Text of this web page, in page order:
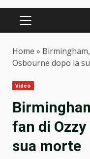
PRIMARY
Home »
Osbourne dopo la
Video
fan di
sua morte